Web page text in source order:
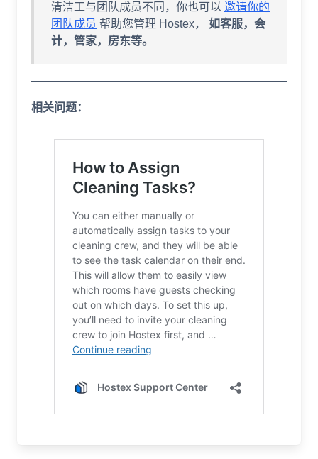
清洁工与团队成员不同，你也可以 邀请你的
团队成员 帮助您管理 Hostex， 如客服，会
计，管家，房东等。
相关问题：